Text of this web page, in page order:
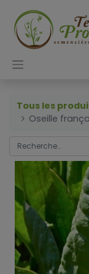
Tous les
Oseille